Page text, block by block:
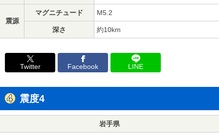
震源
マグニチュード M5.2
深さ 約10km
Twitter Facebook LINE
震度4
岩手県